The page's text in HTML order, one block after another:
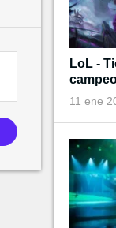
LoL -
11 ene